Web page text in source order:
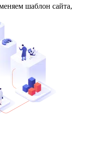
шаблон сайта,